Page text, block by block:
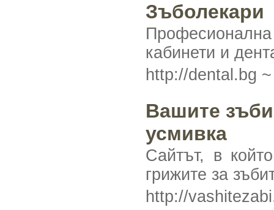
Зъболекари
кабинети и
http://dental.bg
Вашите
усмивка
Сайтът, в
грижите за
http://